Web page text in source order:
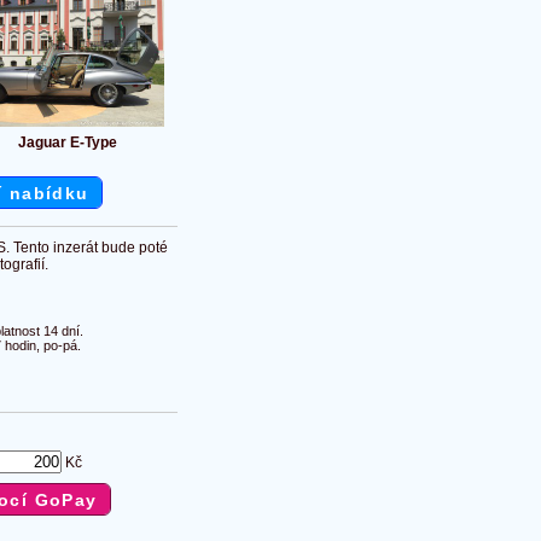
Jaguar E-Type
nabídku
Tento inzerát bude poté
14 dní.
po-pá.
Kč